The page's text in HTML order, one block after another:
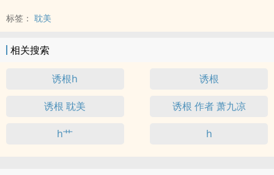
标签： 耽美
相关搜索
诱根h 诱根
诱根 耽美 诱根 作者 萧九凉
h艹 h️